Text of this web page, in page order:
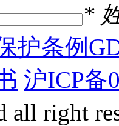
*
护条例
沪ICP备
all right